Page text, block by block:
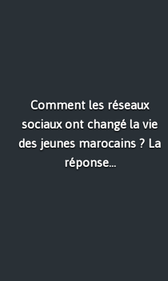
Comment les réseaux
sociaux ont changé la vie
des jeunes marocains ? La
réponse...